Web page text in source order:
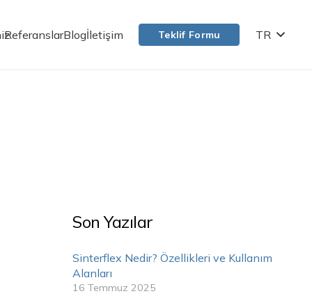
ReferanslarBlogİletişim Teklif Formu TR
Son Yazılar
Sinterflex Nedir? Özellikleri ve Kullanım
Alanları
16 Temmuz 2025